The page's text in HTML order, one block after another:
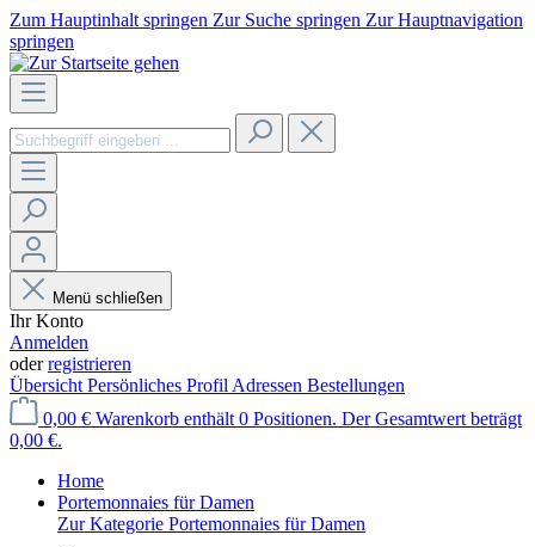
Zum Hauptinhalt springen Zur Suche springen Zur Hauptnavigation
springen
Menü schließen
Ihr Konto
Anmelden
oderregistrieren
Übersicht Persönliches Profil Adressen Bestellungen
0,00 € Warenkorb enthält 0 Positionen. Der Gesamtwert beträgt
0,00 €.
Home
Portemonnaies für Damen
Zur Kategorie Portemonnaies für Damen